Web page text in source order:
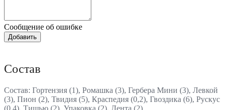
Сообщение об ошибке
Состав
Состав: Гортензия (1), Ромашка (3), Гербера Мини (3), Левкой
(3), Пион (2), Твидия (5), Краспедия (0,2), Гвоздика (6), Рускус
(0,4), Тишью (2), Упаковка (2), Лента (2)